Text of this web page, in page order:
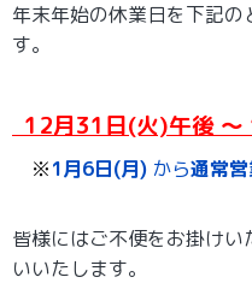
年末年始の休業日を下記
す。
12月31日(火)午後 ～
※1月6日(月) から通常
皆様にはご不便をお掛け
いいたします。